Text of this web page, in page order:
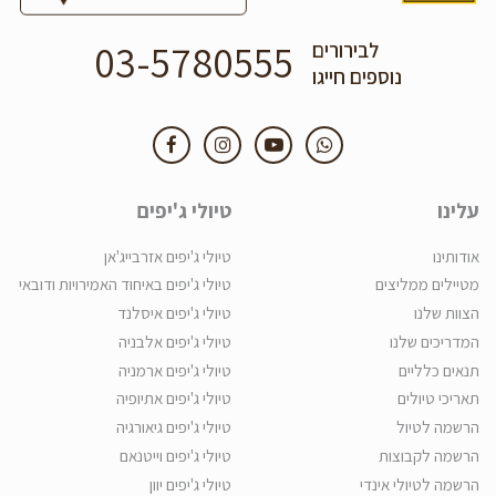
לבירורים
נוספים חייגו
03-5780555
עלינו
אודותינו
מטיילים ממליצים
הצוות שלנו
המדריכים שלנו
תנאים כלליים
תאריכי טיולים
הרשמה לטיול
הרשמה לקבוצות
הרשמה לטיולי אינדי
טיולי ג'יפים
טיולי ג'יפים אזרבייג'אן
טיולי ג'יפים באיחוד האמירויות ודובאי
טיולי ג'יפים איסלנד
טיולי ג'יפים אלבניה
טיולי ג'יפים ארמניה
טיולי ג'יפים אתיופיה
טיולי ג'יפים גיאורגיה
טיולי ג'יפים וייטנאם
טיולי ג'יפים יוון